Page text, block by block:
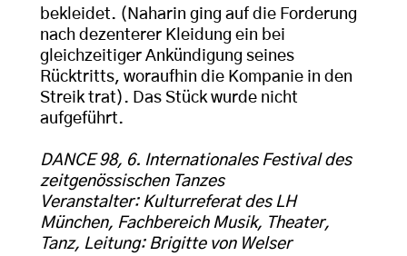
bekleidet. (Naharin ging auf die Forderung
nach dezenterer Kleidung ein bei
gleichzeitiger Ankündigung seines
Rücktritts, woraufhin die Kompanie in den
Streik trat). Das Stück wurde nicht
aufgeführt.
DANCE 98, 6. Internationales Festival des
zeitgenössischen Tanzes
Veranstalter: Kulturreferat des LH
München, Fachbereich Musik, Theater,
Tanz, Leitung: Brigitte von Welser